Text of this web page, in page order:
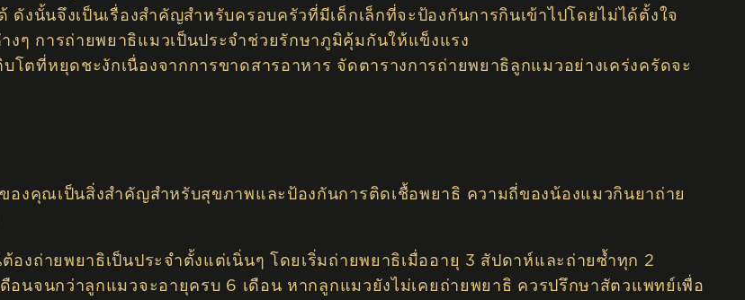
งนั้นจึงเป็นเรื่องสำคัญสำหรับครอบครัวที่มีเด็กเล็กที่จะป้องกันการกินเข้าไปโดยไม่ได้ตั้งใจ
ๆ การถ่ายพยาธิแมวเป็นประจำช่วยรักษาภูมิคุ้มกันให้แข็งแรง
โตที่หยุดชะงักเนื่องจากการขาดสารอาหาร จัดตารางการถ่ายพยาธิลูกแมวอย่างเคร่งครัดจะ
องคุณเป็นสิ่งสำคัญสำหรับสุขภาพและป้องกันการติดเชื้อพยาธิ ความถี่ของน้องแมวกินยาถ่าย
องถ่ายพยาธิเป็นประจำตั้งแต่เนิ่นๆ โดยเริ่มถ่ายพยาธิเมื่ออายุ 3 สัปดาห์และถ่ายซ้ำทุก 2
นจนกว่าลูกแมวจะอายุครบ 6 เดือน หากลูกแมวยังไม่เคยถ่ายพยาธิ ควรปรึกษาสัตวแพทย์เพื่อ